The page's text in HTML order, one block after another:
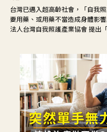
台灣已邁入超高齡社會，「自我
要用藥、或用藥不當造成身體影
法人台灣自我照護產業協會 提出